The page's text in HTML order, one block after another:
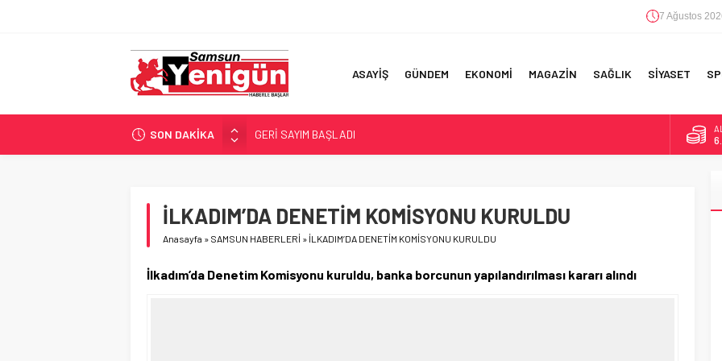
7 Ağustos
ASAYİŞ GÜNDEM EKONOMİ MAGAZİN SAĞLIK SİYASET
SON DAKİKA
GERİ SAYIM BAŞLADI
SAMSUNSPOR’DA HEDEF 5’İNCİLİK!
İŞTE FINDIK FİYATI!
YÖNETİCİ SEÇERKEN YAPILAN EN BÜYÜK HATALAR
İLKADIM’DA DENETİM KOMİSYONU KURULDU
Anasayfa » SAMSUN HABERLERİ » İLKADIM’DA DENETİM KOMİSYONU KURULDU
İlkadım’da Denetim Komisyonu kuruldu, banka borcunun yapılandırılması kararı alındı